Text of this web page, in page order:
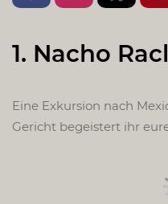
1. Nacho
Eine Exkursion nach
Gericht begeistert ihr